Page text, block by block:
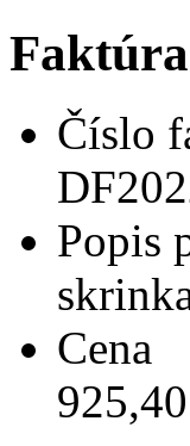
Faktúra
Číslo
Popis
Cena